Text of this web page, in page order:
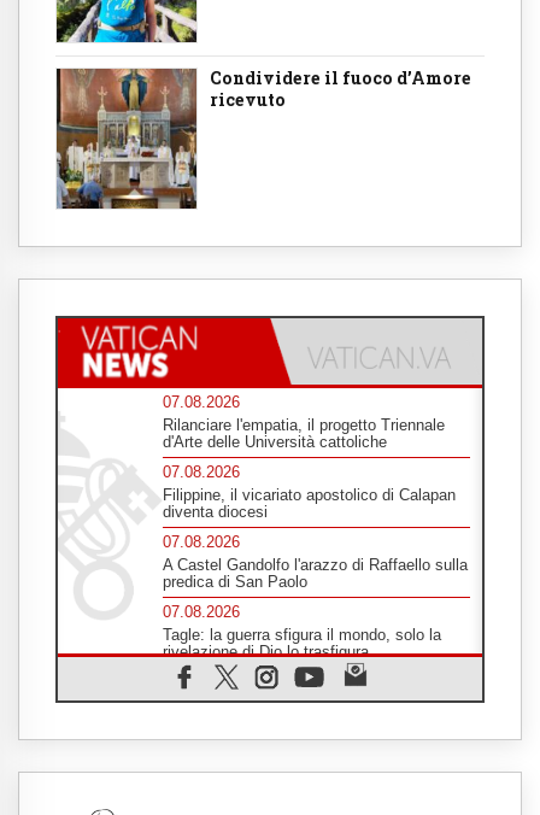
Condividere il fuoco d’Amore
ricevuto
07.08.2026
Rilanciare l'empatia, il progetto Triennale
d'Arte delle Università cattoliche
07.08.2026
Filippine, il vicariato apostolico di Calapan
diventa diocesi
07.08.2026
A Castel Gandolfo l'arazzo di Raffaello sulla
predica di San Paolo
07.08.2026
Tagle: la guerra sfigura il mondo, solo la
rivelazione di Dio lo trasfigura
07.08.2026
Il Papa in Francia, quattro giorni intensi tra
SIGNIS 2026, dare voce alle religiose